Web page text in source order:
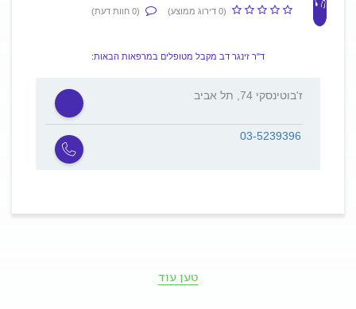
(0 דירוג ממוצע) (0 חוות דעת)
ד"ר זינגר דב מקבל מטופלים במרפאות הבאות:
ז'בוטינסקי 74, תל אביב
03-5239396
טען עוד